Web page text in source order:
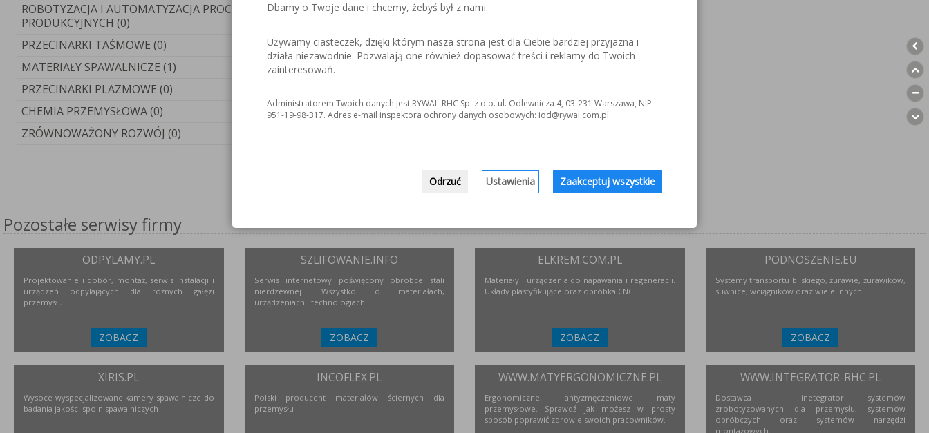
ROBOTYZACJA I AUTOMATYZACJA PROCESÓW
PRODUKCYJNYCH (0)
PRZECINARKI TAŚMOWE (0)
MATERIAŁY SPAWALNICZE (1)
PRZECINARKI PLAZMOWE (0)
CHEMIA PRZEMYSŁOWA (0)
ZRÓWNOWAŻONY ROZWÓJ (0)
Pozostałe serwisy firmy
ODPYLAMY.PL
Projektowanie i dobór, montaż, serwis instalacji i
urządzeń odpylających dla różnych gałęzi
przemysłu.
ZOBACZ
SZLIFOWANIE.INFO
Serwis internetowy poświęcony obróbce stali
nierdzewnej. Wszystko o materiałach,
urządzeniach i technologiach.
ZOBACZ
ELKREM.COM.PL
Materiały i urządzenia do napawania i regeneracji.
Układy plastyfikujące oraz obróbka CNC.
ZOBACZ
PODNOSZENIE.EU
Systemy transportu bliskiego, żurawie, żurawików,
suwnice, wciągników oraz wiele innych.
ZOBACZ
XIRIS.PL
Wysoce wyspecjalizowane kamery spawalnicze do
badania jakości spoin spawalniczych
INCOFLEX.PL
Polski producent materiałów ściernych dla
przemysłu
WWW.MATYERGONOMICZNE.PL
Ergonomiczne, antyzmęczeniowe maty
przemysłowe. Sprawdź jak możesz w prosty
sposób poprawić zdrowie swoich pracowników.
WWW.INTEGRATOR-RHC.PL
Dostawca i inetegrator systemów
zrobotyzowanych dla przemysłu, systemów
obróbczych oraz systemów narzędzi
montażowych.
Dbamy o Twoje dane i chcemy, żebyś był z nami.
Używamy ciasteczek, dzięki którym nasza strona jest dla Ciebie bardziej przyjazna i
działa niezawodnie. Pozwalają one również dopasować treści i reklamy do Twoich
zainteresowań.
Administratorem Twoich danych jest RYWAL-RHC Sp. z o.o. ul. Odlewnicza 4, 03-231 Warszawa, NIP:
951-19-98-317. Adres e-mail inspektora ochrony danych osobowych: iod@rywal.com.pl
Odrzuć Ustawienia Zaakceptuj wszystkie